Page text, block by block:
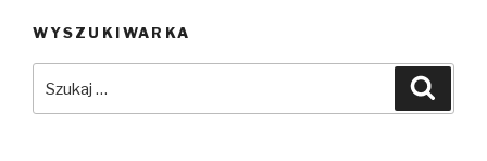
WYSZUKIWARKA